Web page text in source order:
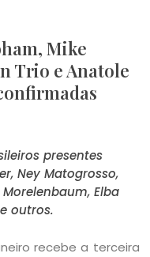
Mike
Trio e Anatole
presentes
Ney Matogrosso,
Elba
outros.
recebe a terceira